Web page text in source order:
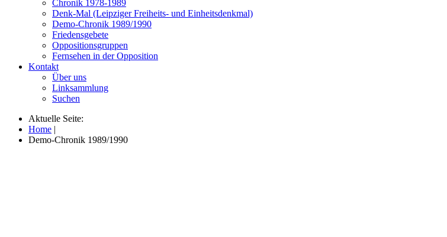
Chronik 1978-1989
Denk-Mal (Leipziger Freiheits- und Einheitsdenkmal)
Demo-Chronik 1989/1990
Friedensgebete
Oppositionsgruppen
Fernsehen in der Opposition
Kontakt
Über uns
Linksammlung
Suchen
Aktuelle Seite:
Home |
Demo-Chronik 1989/1990